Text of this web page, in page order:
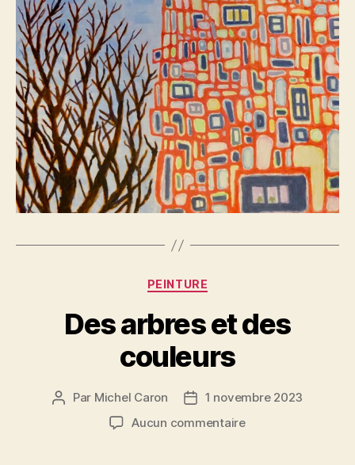
Catégories
PEINTURE
Des arbres et des
couleurs
Auteur
Par Michel Caron
Date1 novembre 2023
Aucun commentairesur